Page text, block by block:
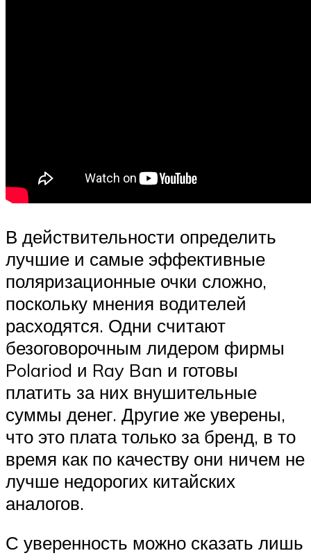
В действительности определить
лучшие и самые эффективные
поляризационные очки сложно,
поскольку мнения водителей
расходятся. Одни считают
безоговорочным лидером фирмы
Polariod и Ray Ban и готовы
платить за них внушительные
суммы денег. Другие же уверены,
что это плата только за бренд, в то
время как по качеству они ничем не
лучше недорогих китайских
аналогов.
С уверенность можно сказать лишь